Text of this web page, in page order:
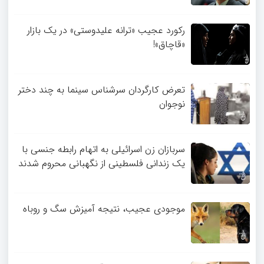
رکورد عجیب «ترانه علیدوستی» در یک بازار
«قاچاق»!
تعرض کارگردان سرشناس سینما به چند دختر
نوجوان
سربازان زن اسرائیلی به اتهام رابطه جنسی با
یک زندانی فلسطینی از نگهبانی محروم شدند
موجودی عجیب، نتیجه آمیزش سگ و روباه